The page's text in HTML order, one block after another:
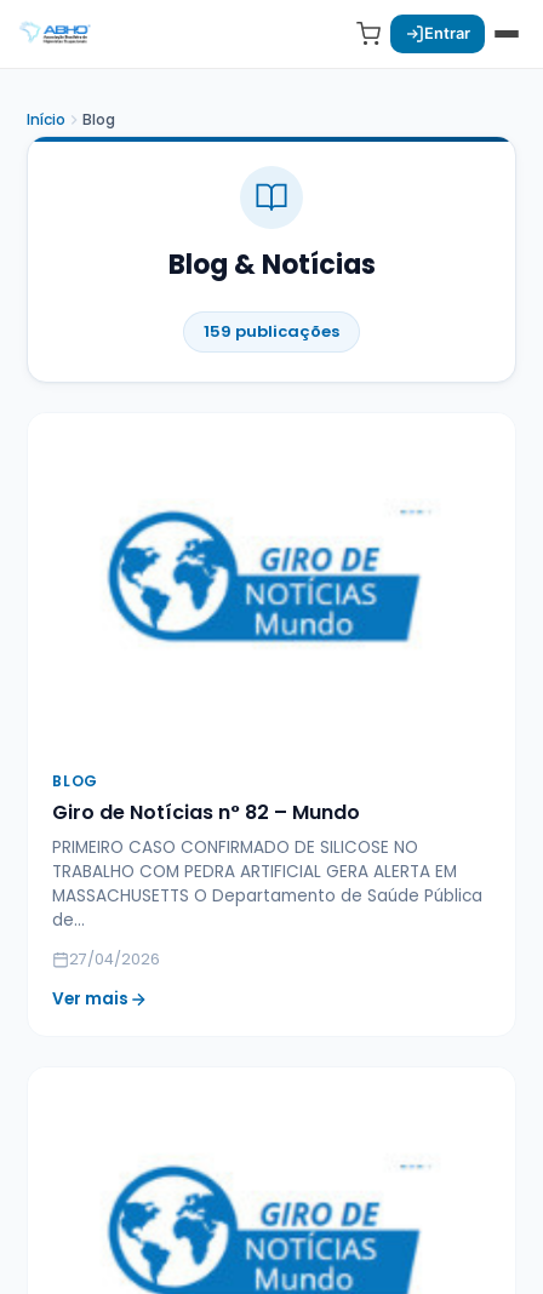
Entrar
Início Blog
Blog & Notícias
159 publicações
BLOG
Giro de Notícias n° 82 – Mundo
PRIMEIRO CASO CONFIRMADO DE SILICOSE NO
TRABALHO COM PEDRA ARTIFICIAL GERA ALERTA EM
MASSACHUSETTS O Departamento de Saúde Pública
de…
27/04/2026
Ver mais